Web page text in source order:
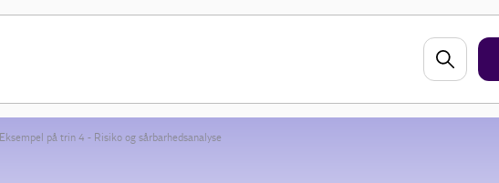
Eksempel på trin 4 - Risiko og sårbarhedsanalyse